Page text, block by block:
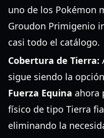
uno de los Pokémon
Groudon Primigenio
casi todo el catálogo.
Cobertura de Tierra:
sigue siendo la
Fuerza Equina ahora
físico de tipo Tierra
eliminando la